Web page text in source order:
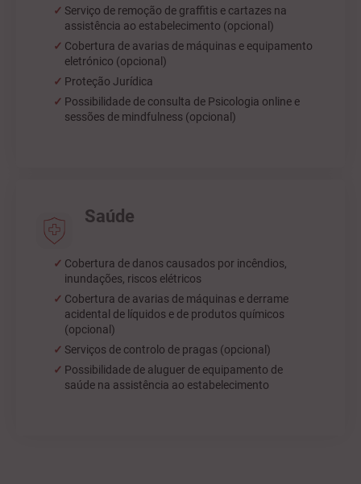
Serviço de remoção de graffitis e cartazes na
assistência ao estabelecimento (opcional)
Cobertura de avarias de máquinas e equipamento
eletrónico (opcional)
Proteção Jurídica
Possibilidade de consulta de Psicologia online e
sessões de mindfulness (opcional)
Saúde
Cobertura de danos causados por incêndios,
inundações, riscos elétricos
Cobertura de avarias de máquinas e derrame
acidental de líquidos e de produtos químicos
(opcional)
Serviços de controlo de pragas (opcional)
Possibilidade de aluguer de equipamento de
saúde na assistência ao estabelecimento